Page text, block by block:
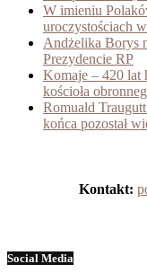
W imieniu
uroczystościach
Andżelika Borys
Prezydencie RP
Komaje – 420 lat
kościoła
Romuald
końca pozostał
Kontakt:
Social Media